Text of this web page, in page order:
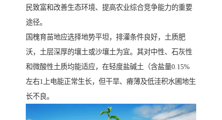
民致富和改善生态环境、提高农业综合竞争能力的重要
途径。
国槐育苗地应选择地势平坦，排灌条件良好，土质肥
沃，土层深厚的壤土或沙壤土为宜。其对中性、石灰性
和微酸性土质均能适应，在轻度盐碱土（含盐量0.15%
左右1上电能正常生长，但干旱、瘠薄及低洼积水圃地生
长不良。